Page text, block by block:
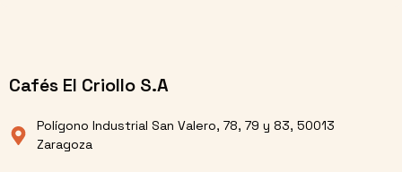
Cafés El Criollo S.A
Polígono Industrial San Valero, 78, 79 y 83, 50013
Zaragoza